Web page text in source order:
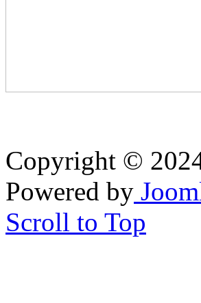
Copyright ©
Powered by
Scroll to Top